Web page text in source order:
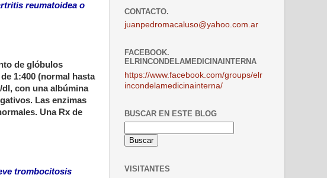
reumatoidea o
de glóbulos
1:400 (normal hasta
dl, con una albúmina
Las enzimas
Una Rx de
trombocitosis
CONTACTO.
juanpedromacaluso@yahoo.com.ar
FACEBOOK.
ELRINCONDELAMEDICINAINTERNA
https://www.facebook.com/groups/elr
incondelamedicinainterna/
BUSCAR EN ESTE BLOG
VISITANTES